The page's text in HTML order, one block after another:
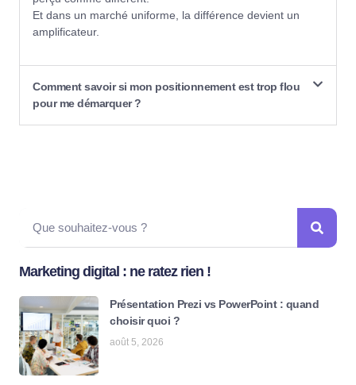
Et dans un marché uniforme, la différence devient un
amplificateur.
Comment savoir si mon positionnement est trop flou
pour me démarquer ?
Marketing digital : ne ratez rien !
Présentation Prezi vs PowerPoint : quand
choisir quoi ?
août 5, 2026